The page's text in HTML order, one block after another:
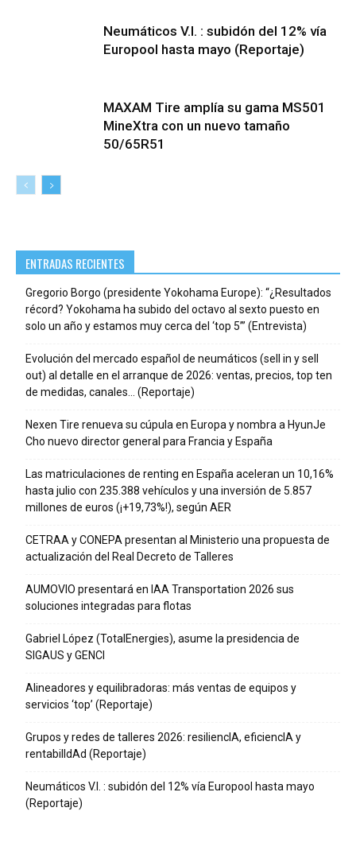
Neumáticos V.I. : subidón del 12% vía
Europool hasta mayo (Reportaje)
MAXAM Tire amplía su gama MS501
MineXtra con un nuevo tamaño
50/65R51
ENTRADAS RECIENTES
Gregorio Borgo (presidente Yokohama Europe): “¿Resultados
récord? Yokohama ha subido del octavo al sexto puesto en
solo un año y estamos muy cerca del ‘top 5’” (Entrevista)
Evolución del mercado español de neumáticos (sell in y sell
out) al detalle en el arranque de 2026: ventas, precios, top ten
de medidas, canales… (Reportaje)
Nexen Tire renueva su cúpula en Europa y nombra a HyunJe
Cho nuevo director general para Francia y España
Las matriculaciones de renting en España aceleran un 10,16%
hasta julio con 235.388 vehículos y una inversión de 5.857
millones de euros (¡+19,73%!), según AER
CETRAA y CONEPA presentan al Ministerio una propuesta de
actualización del Real Decreto de Talleres
AUMOVIO presentará en IAA Transportation 2026 sus
soluciones integradas para flotas
Gabriel López (TotalEnergies), asume la presidencia de
SIGAUS y GENCI
Alineadores y equilibradoras: más ventas de equipos y
servicios ‘top’ (Reportaje)
Grupos y redes de talleres 2026: resiliencIA, eficiencIA y
rentabilIdAd (Reportaje)
Neumáticos V.I. : subidón del 12% vía Europool hasta mayo
(Reportaje)